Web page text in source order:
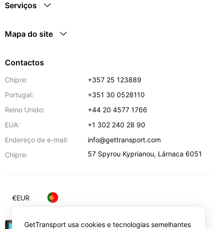
Serviços
Mapa do site
Contactos
Chipre:
+357 25 123889
Portugal:
+351 30 0528110
Reino Unido:
+44 20 4577 1766
EUA:
+1 302 240 28 90
Endereço de e-mail:
info@gettransport.com
Chipre:
57 Spyrou Kyprianou, Lárnaca 6051
€EUR
GetTransport usa cookies e tecnologias semelhantes